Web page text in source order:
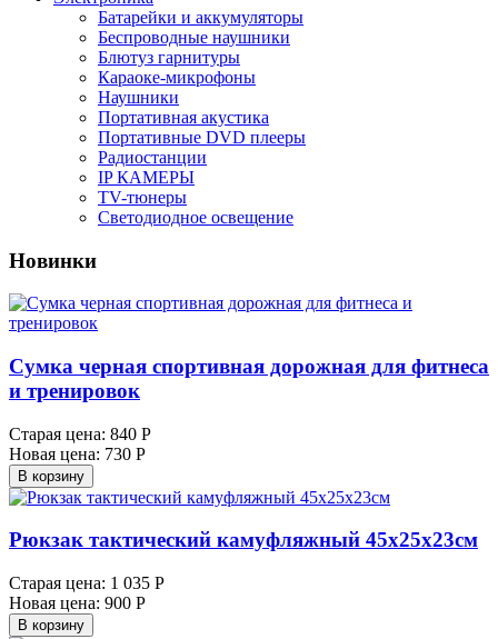
Батарейки и аккумуляторы
Беспроводные наушники
Блютуз гарнитуры
Караоке-микрофоны
Наушники
Портативная акустика
Портативные DVD плееры
Радиостанции
IP КАМЕРЫ
TV-тюнеры
Светодиодное освещение
Новинки
Сумка черная спортивная дорожная для фитнеса
и тренировок
Старая цена: 840 Р
Новая цена: 730 Р
В корзину
Рюкзак тактический камуфляжный 45х25х23см
Старая цена: 1 035 Р
Новая цена: 900 Р
В корзину